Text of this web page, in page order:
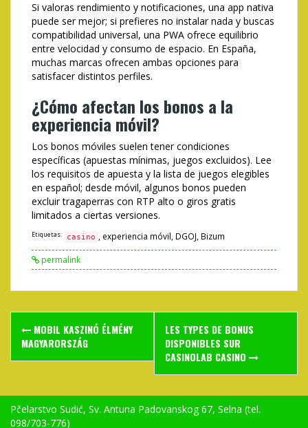
Si valoras rendimiento y notificaciones, una app nativa
puede ser mejor; si prefieres no instalar nada y buscas
compatibilidad universal, una PWA ofrece equilibrio
entre velocidad y consumo de espacio. En España,
muchas marcas ofrecen ambas opciones para
satisfacer distintos perfiles.
¿Cómo afectan los bonos a la
experiencia móvil?
Los bonos móviles suelen tener condiciones
específicas (apuestas mínimas, juegos excluidos). Lee
los requisitos de apuesta y la lista de juegos elegibles
en español; desde móvil, algunos bonos pueden
excluir tragaperras con RTP alto o giros gratis
limitados a ciertas versiones.
Etiquetas: casino , experiencia móvil, DGOJ, Bizum
permalink
Post
navigation
MOBIL KASZINÓ ÉLMÉNY
MAGYARORSZÁG
LES TYPES DE BONUS
DISPONIBLES SUR
CASINOLAB CASINO
Pčelarstvo Sudić, Sv. Antuna Padovanskog 67, Selna (tel.
098/703-776)